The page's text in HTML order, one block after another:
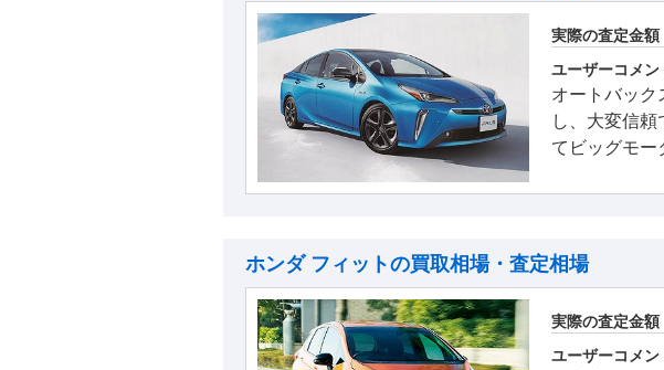
実際の査定金額
ユーザーコメン
オートバック
し、大変信
てビッグモー
ホンダ フィットの買取相場・査定相場
実際の査定金額
ユーザーコメン